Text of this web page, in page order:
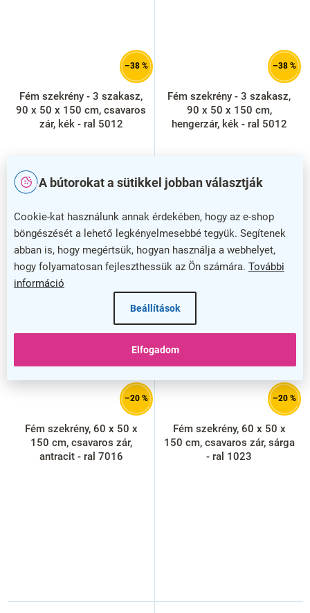
A bútorokat a sütikkel jobban választják
Cookie-kat használunk annak érdekében, hogy az e-shop
böngészését a lehető legkényelmesebbé tegyük. Segítenek
abban is, hogy megértsük, hogyan használja a webhelyet,
hogy folyamatosan fejleszthessük az Ön számára. További
információ
Beállítások
Elfogadom
–38 %
Fém szekrény - 3 szakasz,
90 x 50 x 150 cm, csavaros
zár, kék - ral 5012
–38 %
Fém szekrény - 3 szakasz,
90 x 50 x 150 cm,
hengerzár, kék - ral 5012
–20 %
Fém szekrény, 60 x 50 x
150 cm, csavaros zár,
antracit - ral 7016
–20 %
Fém szekrény, 60 x 50 x
150 cm, csavaros zár, sárga
- ral 1023